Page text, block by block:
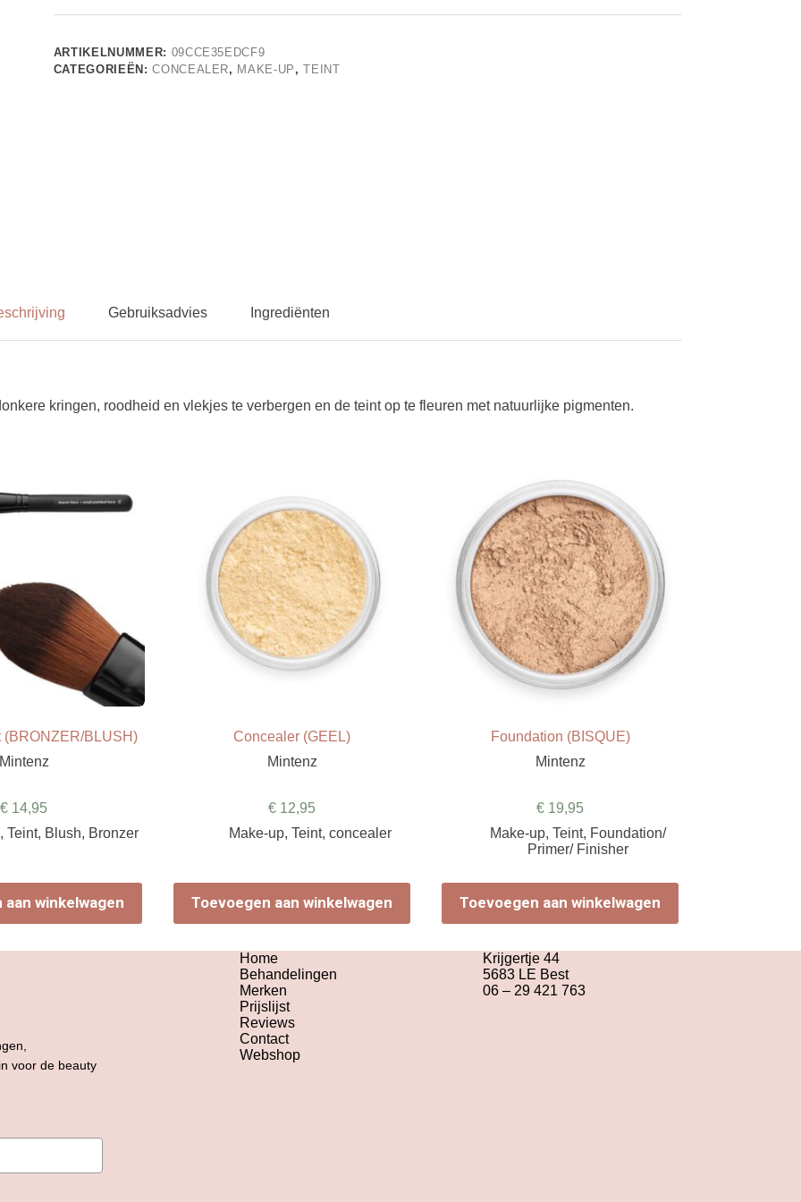
ARTIKELNUMMER: 09CCE35EDCF9
CATEGORIEËN:CONCEALER, MAKE-UP ,TEINT
Gebruiksadvies Ingrediënten
kringen, roodheid en vlekjes te verbergen en de teint op te fleuren met natuurlijke pigmenten.
(BRONZER/BLUSH)
€ 14,95
,Teint, Blush, Bronzer
aan winkelwagen
Concealer (GEEL)
Mintenz
€ 12,95
Make-up, Teint, concealer
Toevoegen aan winkelwagen
Foundation (BISQUE)
Mintenz
€ 19,95
Make-up,Teint, Foundation/
Primer/ Finisher
Toevoegen aan winkelwagen
voor de beauty
Home
Behandelingen
Merken
Prijslijst
Reviews
Contact
Webshop
Krijgertje 44
5683 LE Best
06 – 29 421 763